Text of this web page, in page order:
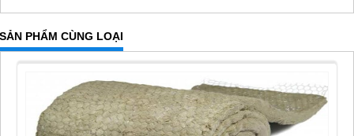
SẢN PHẨM CÙNG LOẠI